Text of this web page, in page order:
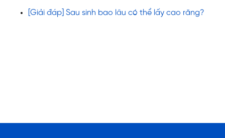
[Giải đáp] Sau sinh bao lâu có thể lấy cao răng?